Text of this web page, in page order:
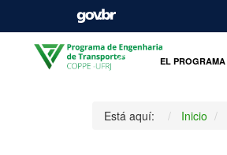
INICIO
EL PROGRAMA
Está aquí: Inicio